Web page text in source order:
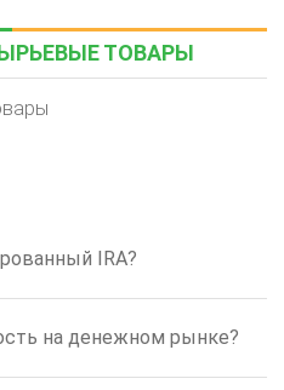
ТОВАРЫ
IRA?
на денежном рынке?